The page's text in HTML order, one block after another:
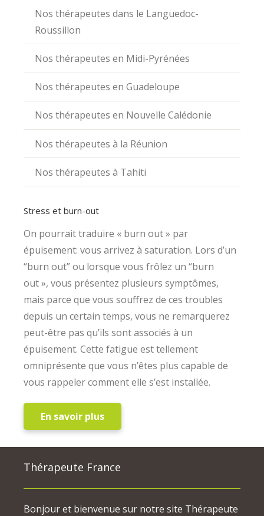
Nos thérapeutes dans le Languedoc-
Roussillon
Nos thérapeutes en Midi-Pyrénées
Nos thérapeutes en Guadeloupe
Nos thérapeutes en Nouvelle Calédonie
Nos thérapeutes à la Réunion
Nos thérapeutes à Tahiti
Stress et burn-out
On pourrait traduire « burn out » par
épuisement: vous arrivez à saturation. Lors d’un
“burn out” ou lorsque vous frôlez un “burn
out », vous présentez plusieurs symptômes,
mais parce que vous souffrez de ces troubles
depuis un certain temps, vous ne remarquerez
peut-être pas qu’ils sont associés à un
épuisement. Cette fatigue est tellement
omniprésente que vous n’êtes plus capable de
vous rappeler comment elle s’est installée.
En savoir plus
Thérapeute France
Bonjour et bienvenue sur notre site Thérapeute